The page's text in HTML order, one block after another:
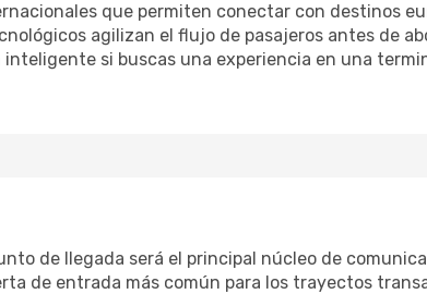
que permiten conectar con destinos
agilizan el flujo de pasajeros antes de
inteligente si buscas una experiencia en una
de llegada será el principal núcleo de
de entrada más común para los trayectos